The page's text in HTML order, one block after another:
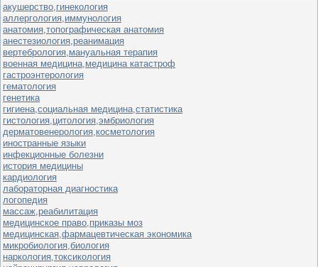
акушерство,гинекология
аллергология,иммунология
анатомия,топографическая анатомия
анестезиология,реанимация
вертебрология,мануальная терапия
военная медицина,медицина катастроф
гастроэнтерология
гематология
генетика
гигиена,социальная медицина,статистика
гистология,цитология,эмбриология
дерматовенерология,косметология
иностранные языки
инфекционные болезни
история медицины
кардиология
лабораторная диагностика
логопедия
массаж,реабилитация
медицинское право,приказы моз
медицинская,фармацевтическая экономика
микробиология,биология
наркология,токсикология